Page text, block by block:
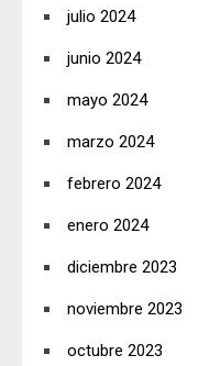
julio 2024
junio 2024
mayo 2024
marzo 2024
febrero 2024
enero 2024
diciembre 2023
noviembre 2023
octubre 2023